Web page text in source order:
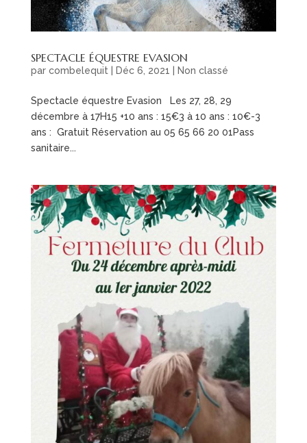
SPECTACLE ÉQUESTRE EVASION
par combelequit | Déc 6, 2021 | Non classé
Spectacle équestre Evasion Les 27, 28, 29
décembre à 17H15 +10 ans : 15€3 à 10 ans : 10€-3
ans : Gratuit Réservation au 05 65 66 20 01Pass
sanitaire...